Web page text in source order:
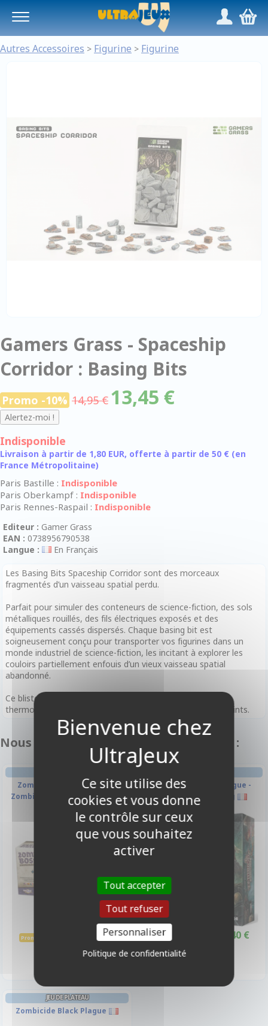
/,
Autres Accessoires > Figurine > Figurine
Gamers Grass - Spaceship
Corridor : Basing Bits
Promo -10% 14,95 € 13,45 €
Indisponible
Livraison à partir de 1,80 EUR, offerte à partir de 50 € (en
France Métropolitaine)
Paris Bastille : Indisponible
Paris Oberkampf : Indisponible
Paris Rennes-Raspail : Indisponible
Editeur : Gamer Grass
EAN : 0738956790538
Langue :
En Français
Les Basing Bits Spaceship Corridor sont des morceaux
fragmentés d’un vaisseau spatial perdu.
Parfait pour simuler des conteneurs de science-fiction, des sols
métalliques rouillés, des fils électriques exposés et des
équipements cassés dispersés. Chaque basing bit est
soigneusement conçu pour transporter vos figurines dans un
monde industriel de science-fiction, les incitant à explorer les
couloirs partiellement enfouis d’un vieux vaisseau spatial
abandonné.
Ce blister contient un mélange varié de Basing Bits en
thermoplastique. Tous les Basing Bits sont vendus non peints.
Nous vous recommandons également :
Zombicide : Black Plague -
Zombie Bosses - Abomination
Pack
Promo -10% 31,40 €
Zombicide : Black Plague -
Extension Wulfsburg
-10%
Promo -10% 49,40 €
JEU DE PLATEAU
Zombicide Black Plague
Ce site utilise des
cookies et vous donne
le contrôle sur ceux
que vous souhaitez
activer
Tout accepter
Tout refuser
Personnaliser
Politique de confidentialité